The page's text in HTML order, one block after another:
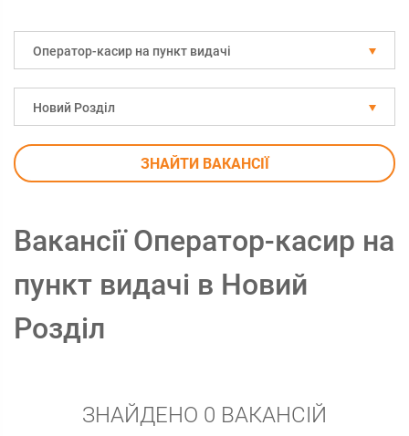
Оператор-касир на пункт видачі
Новий Розділ
ЗНАЙТИ ВАКАНСІЇ
Вакансії Оператор-касир на
пункт видачі в Новий
Розділ
ЗНАЙДЕНО 0 ВАКАНСІЙ